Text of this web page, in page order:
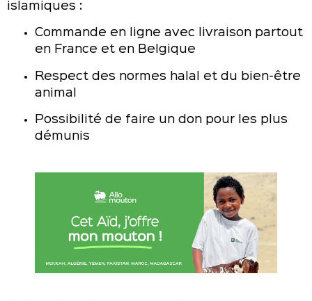
islamiques :
Commande en ligne avec livraison partout
en France et en Belgique
Respect des normes halal et du bien-être
animal
Possibilité de faire un don pour les plus
démunis